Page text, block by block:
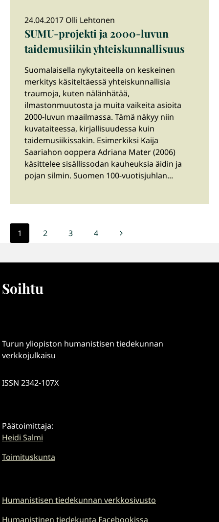
24.04.2017 Olli Lehtonen
SUMU-projekti ja 2000-luvun
taidemusiikin yhteiskunnallisuus
Suomalaisella nykytaiteella on keskeinen
merkitys käsiteltäessä yhteiskunnallisia
traumoja, kuten nälänhätää,
ilmastonmuutosta ja muita vaikeita asioita
2000-luvun maailmassa. Tämä näkyy niin
kuvataiteessa, kirjallisuudessa kuin
taidemusiikissakin. Esimerkiksi Kaija
Saariahon ooppera Adriana Mater (2006)
käsittelee sisällissodan kauheuksia äidin ja
pojan silmin. Suomen 100-vuotisjuhlan...
Sivunavigointi
1 2 3 4
Seuraava
Soihtu
Turun yliopiston humanistisen tiedekunnan
verkkojulkaisu
ISSN 2342-107X
Päätoimittaja:
Heidi Salmi
Toimituskunta
Humanistisen tiedekunnan verkkosivusto
Humanistinen tiedekunta Facebookissa